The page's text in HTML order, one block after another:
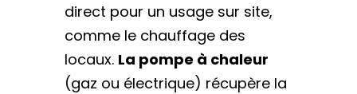
direct pour un usage sur site,
comme le chauffage des
locaux. La pompe à chaleur
(gaz ou électrique) récupère la